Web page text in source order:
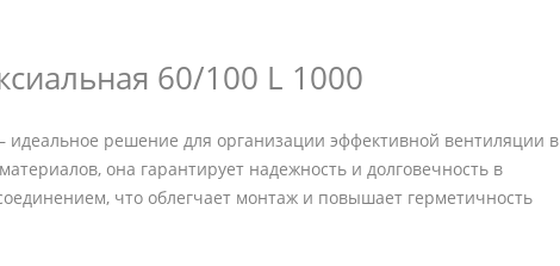
60/100 L 1000
идеальное решение для организации эффективной вентиляции в
она гарантирует надежность и долговечность в
что облегчает монтаж и повышает герметичность